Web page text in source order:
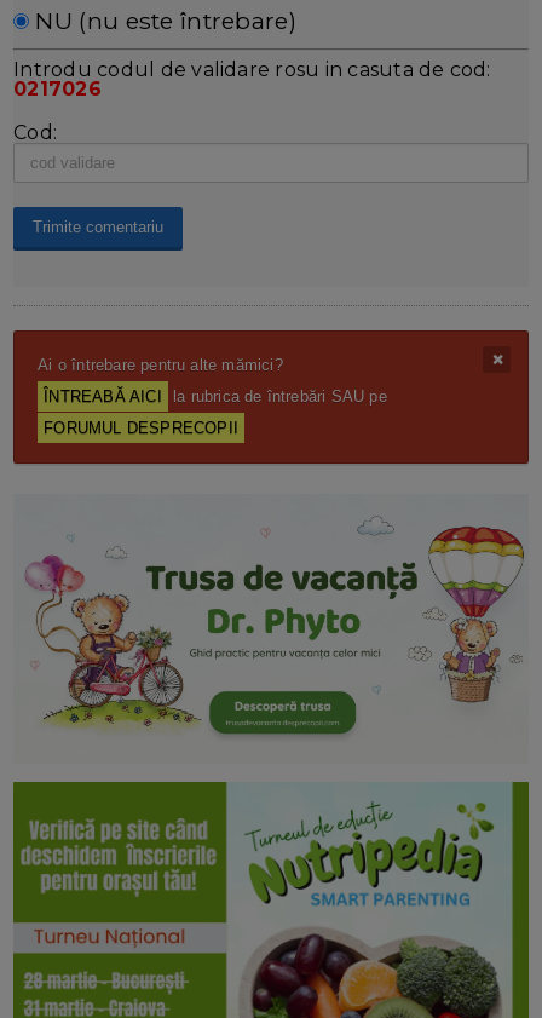
NU (nu este întrebare)
Introdu codul de validare rosu in casuta de cod:
0217026
Cod:
Ai o întrebare pentru alte mămici?
ÎNTREABĂ AICI
la rubrica de întrebări SAU pe
FORUMUL DESPRECOPII